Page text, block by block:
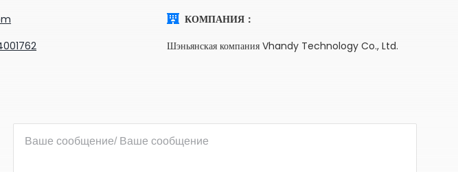
КОМПАНИЯ：
Шэньянская компания Vhandy Technology Co., Ltd.